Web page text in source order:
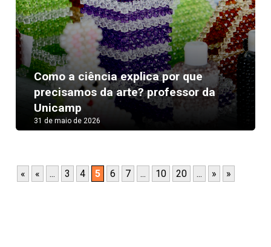
Como a ciência explica por que
precisamos da arte? professor da
Unicamp
31 de maio de 2026
« « ... 3 4 5 6 7 ... 10 20 ... » »